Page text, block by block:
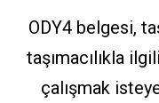
ODY4 belgesi,
taşımacılıkla
çalışmak